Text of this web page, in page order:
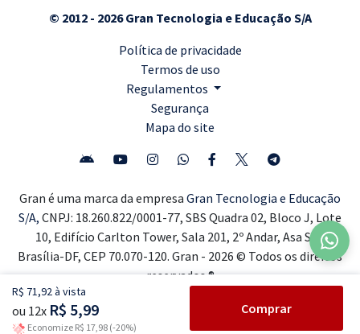
R$ 71,92 à vista
ou 12x R$ 5,99
Economize R$ 17,98 (-20%)
Comprar
© 2012 - 2026 Gran Tecnologia e Educação S/A
Política de privacidade
Termos de uso
Regulamentos
Segurança
Mapa do site
Gran é uma marca da empresa Gran Tecnologia e Educação
S/A, CNPJ: 18.260.822/0001-77, SBS Quadra 02, Bloco J, Lote
10, Edifício Carlton Tower, Sala 201, 2º Andar, Asa Sul,
Brasília-DF, CEP 70.070-120. Gran - 2026 © Todos os direitos
reservados ®